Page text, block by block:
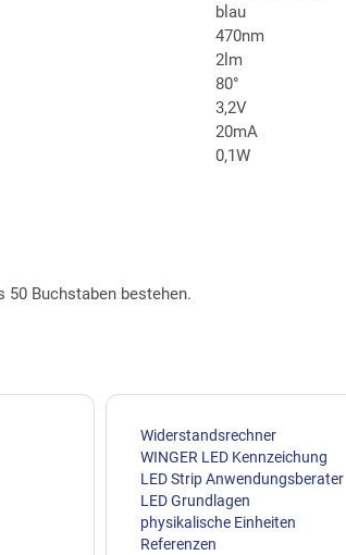
blau
470nm
2lm
80°
3,2V
20mA
0,1W
50 Buchstaben bestehen.
Widerstandsrechner
WINGER LED Kennzeichung
LED Strip Anwendungsberater
LED Grundlagen
physikalische Einheiten
Referenzen